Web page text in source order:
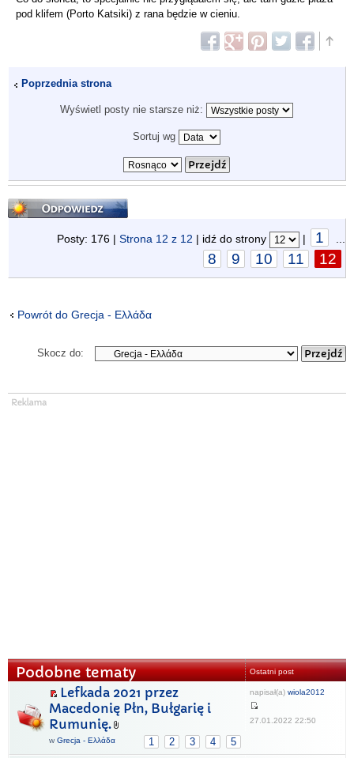
pod klifem (Porto Katsiki) z rana będzie w cieniu.
Poprzednia strona
Wyświetl posty nie starsze niż:
Sortuj wg
Odpowiedz
Posty: 176 | Strona 12 z 12 | idź do strony | 1 ...
8 9 10 11 12
Powrót do Grecja - Ελλάδα
Skocz do:
Podobne tematy Ostatni post
Lefkada 2021 przez
Macedonię Płn, Bułgarię i
Rumunię.
1 2 3 4 5
w Grecja - Ελλάδα
napisał(a) wiola2012
27.01.2022 22:50